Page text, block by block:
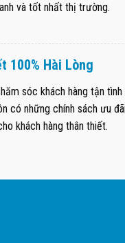
và tốt nhất thị trường.
100% Hài Lòng
sóc khách hàng tận tình
có những chính sách ưu
khách hàng thân thiết.